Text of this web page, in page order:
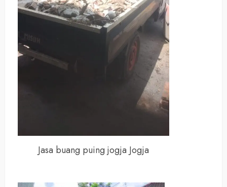
Jasa buang puing jogja Jogja